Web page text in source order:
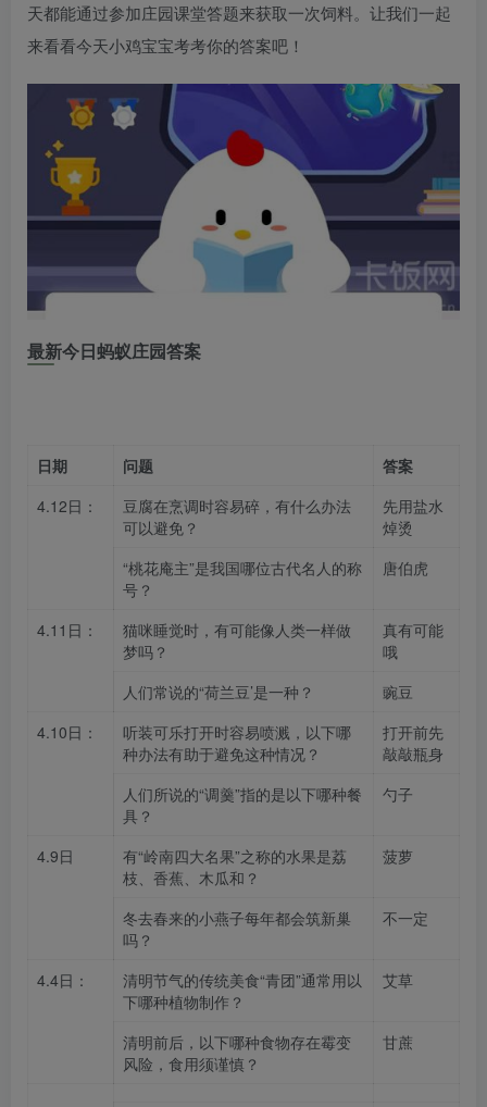
天都能通过参加庄园课堂答题来获取一次饲料。让我们一起
来看看今天小鸡宝宝考考你的答案吧！
最新今日蚂蚁庄园答案
日期 问题
答案
4.12日：
豆腐在烹调时容易碎，有什么办法
可以避免？
先用盐水
焯烫
“桃花庵主”是我国哪位古代名人的称
号？
唐伯虎
4.11日：
猫咪睡觉时，有可能像人类一样做
梦吗？
真有可能
哦
人们常说的“荷兰豆’是一种？
豌豆
4.10日：
听装可乐打开时容易喷溅，以下哪
种办法有助于避免这种情况？
打开前先
敲敲瓶身
人们所说的“调羹”指的是以下哪种餐
具？
勺子
4.9日
有“岭南四大名果”之称的水果是荔
枝、香蕉、木瓜和？
菠萝
冬去春来的小燕子每年都会筑新巢
吗？
不一定
4.4日：
清明节气的传统美食“青团”通常用以
下哪种植物制作？
艾草
清明前后，以下哪种食物存在霉变
风险，食用须谨慎？
甘蔗